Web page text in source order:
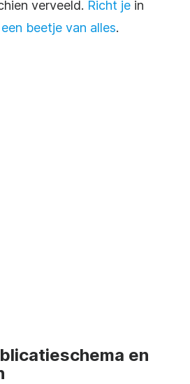
verveeld. Richt je in
beetje van alles.
en